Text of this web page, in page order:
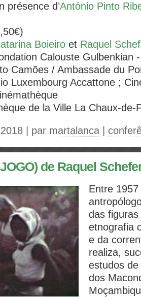
présence d’António Pinto
Boieiro et Raquel
Calouste Gulbenkian
Camões / Ambassade du
Luxembourg Accattone ;
de la Ville La Chaux-de-
| par martalanca
de Raquel
Entre
das
etnografia
e da
realiza,
estudos
dos